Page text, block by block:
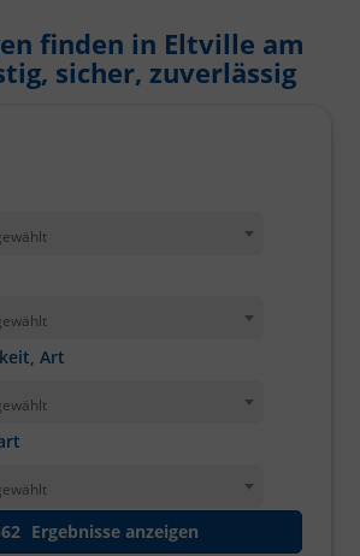
finden in Eltville am
sicher, zuverlässig
Art
Ergebnisse anzeigen